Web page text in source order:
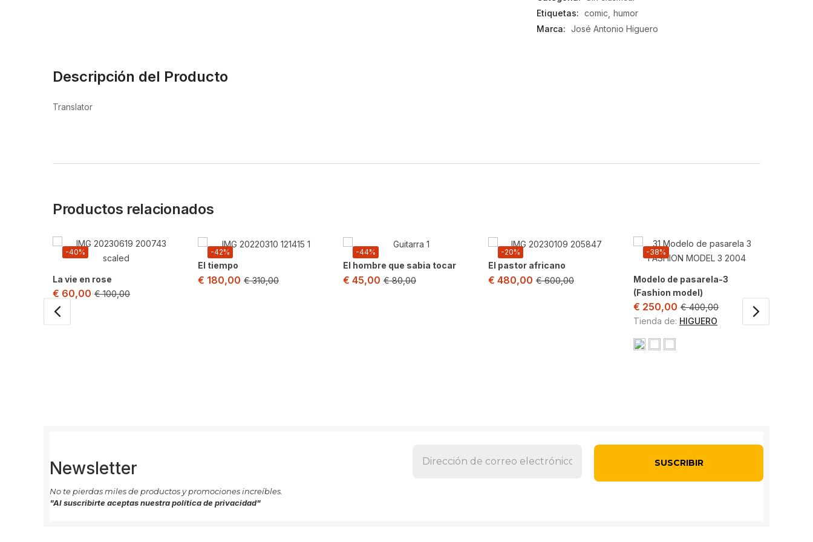
Etiquetas: comic humor
Marca: José Antonio Higuero
Descripción del Producto
Translator
Productos relacionados
-40%
La vie en rose
€ 60,00 €100,00
-42%
El tiempo
€ 180,00 €310,00
-44%
El hombre que sabia tocar
€ 45,00 €80,00
-20%
El pastor africano
€ 480,00 €600,00
-38%
Modelo de pasarela-3
(Fashion model)
€ 250,00 €400,00
Tienda de: HIGUERO
Newsletter
No te pierdas miles de productos y promociones increíbles.
"Al suscribirte aceptas nuestra política de privacidad"